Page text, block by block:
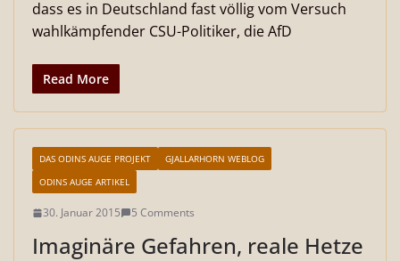
dass es in Deutschland fast völlig vom Versuch
wahlkämpfender CSU-Politiker, die AfD
Read More
DAS ODINS AUGE PROJEKT
GJALLARHORN WEBLOG
ODINS AUGE ARTIKEL
30. Januar 2015 5 Comments
Imaginäre Gefahren, reale Hetze